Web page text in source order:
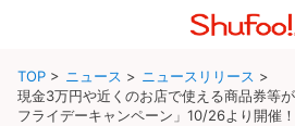
TOP > ニュース > ニュースリリース >
現金3万円や近くのお店で使える商品券等
フライデーキャンペーン」10/26より開催！